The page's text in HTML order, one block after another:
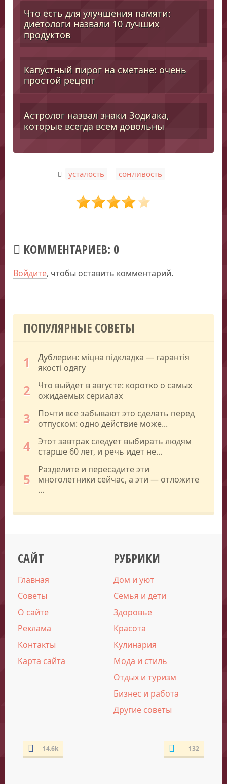
Что есть для улучшения памяти:
диетологи назвали 10 лучших
продуктов
Капустный пирог на сметане: очень
простой рецепт
Астролог назвал знаки Зодиака,
которые всегда всем довольны
усталость сонливость
КОММЕНТАРИЕВ: 0
Войдите, чтобы оставить комментарий.
ПОПУЛЯРНЫЕ СОВЕТЫ
1
Дублерин: міцна підкладка — гарантія
якості одягу
2
Что выйдет в августе: коротко о самых
ожидаемых сериалах
3
Почти все забывают это сделать перед
отпуском: одно действие може...
4
Этот завтрак следует выбирать людям
старше 60 лет, и речь идет не...
5
Разделите и пересадите эти
многолетники сейчас, а эти — отложите
...
САЙТ
Главная
Советы
О сайте
Реклама
Контакты
Карта сайта
РУБРИКИ
Дом и уют
Семья и дети
Здоровье
Красота
Кулинария
Мода и стиль
Отдых и туризм
Бизнес и работа
Другие советы
14.6k 132